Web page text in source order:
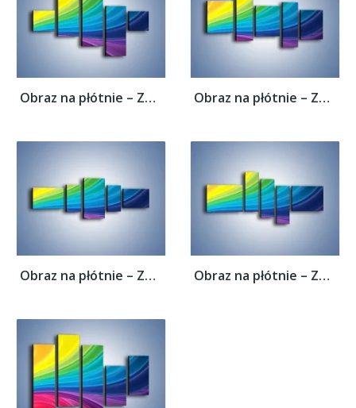
Obraz na płótnie – Zachowane kolory tęczy... Obraz na płótnie – Zachowane kolory tęczy...
Obraz na płótnie – Zachowane kolory tęczy... Obraz na płótnie – Zachowane kolory tęczy...